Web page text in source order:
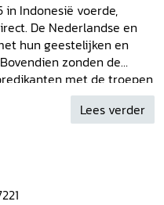
in Indonesië voerde,
De Nederlandse en
hun geestelijken en
zonden de
met de troepen
in de oor­logsjaren in?
en de kerken in
Deze bundel sluit aan bij
Nederlandse leger in
Lees verder